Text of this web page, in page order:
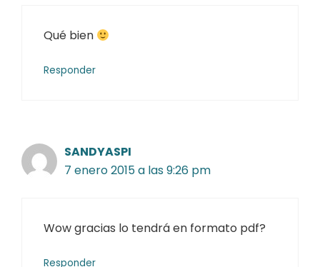
Qué bien
Responder
SANDYASPI
7 enero 2015 a las 9:26 pm
Wow gracias lo tendrá en formato pdf?
Responder